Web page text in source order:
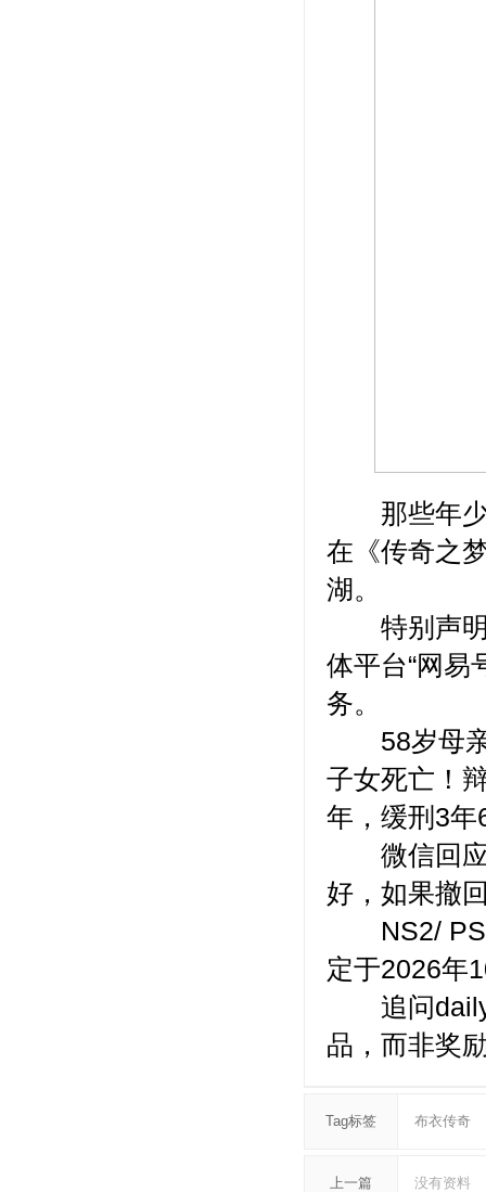
那些年少
在《传奇之
湖。
特别声明
体平台“网易
务。
58岁母亲
子女死亡！
年，缓刑3年
微信回应
好，如果撤
NS2/ PS5
定于2026年
追问daily
品，而非奖
Tag标签 布衣传奇
上一篇 没有资料